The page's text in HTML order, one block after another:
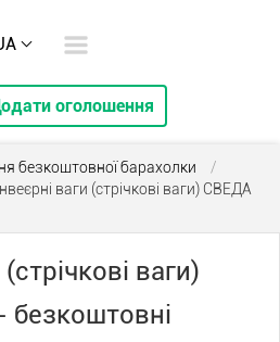
оголошення
безкоштовної барахолки
/
ваги (стрічкові ваги) СВЕДА
ваги)